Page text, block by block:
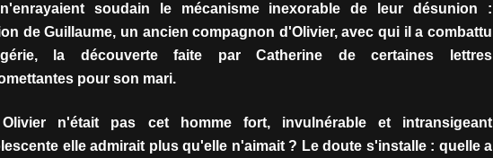
soudain le mécanisme inexorable de leur désunion :
de Guillaume, un ancien compagnon d'Olivier, avec qui il a combattu
la découverte faite par Catherine de certaines lettres
pour son mari.
n'était pas cet homme fort, invulnérable et intransigeant
elle admirait plus qu'elle n'aimait ? Le doute s'installe : quelle a